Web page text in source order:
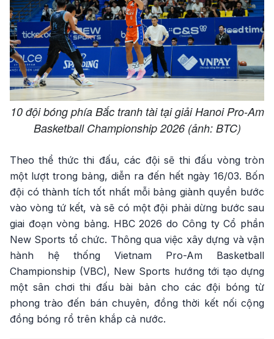
10 đội bóng phía Bắc tranh tài tại giải Hanoi Pro-Am
Basketball Championship 2026 (ảnh: BTC)
Theo thể thức thi đấu, các đội sẽ thi đấu vòng tròn
một lượt trong bảng, diễn ra đến hết ngày 16/03. Bốn
đội có thành tích tốt nhất mỗi bảng giành quyền bước
vào vòng tứ kết, và sẽ có một đội phải dừng bước sau
giai đoạn vòng bảng. HBC 2026 do Công ty Cổ phần
New Sports tổ chức. Thông qua việc xây dựng và vận
hành hệ thống Vietnam Pro-Am Basketball
Championship (VBC), New Sports hướng tới tạo dựng
một sân chơi thi đấu bài bản cho các đội bóng từ
phong trào đến bán chuyên, đồng thời kết nối cộng
đồng bóng rổ trên khắp cả nước.